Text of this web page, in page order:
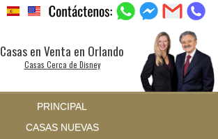
Casas en Venta en Orlando
Casas Cerca de Disney
PRINCIPAL
CASAS NUEVAS